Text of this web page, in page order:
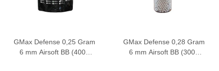
GMax Defense 0,25 Gram
6 mm Airsoft BB (4000
GMax Defense 0,28 Gram
6 mm Airsoft BB (3000